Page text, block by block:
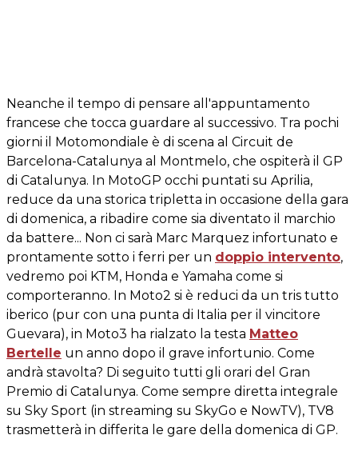
Neanche il tempo di pensare all'appuntamento
francese che tocca guardare al successivo. Tra pochi
giorni il Motomondiale è di scena al Circuit de
Barcelona-Catalunya al Montmelo, che ospiterà il GP
di Catalunya. In MotoGP occhi puntati su Aprilia,
reduce da una storica tripletta in occasione della gara
di domenica, a ribadire come sia diventato il marchio
da battere... Non ci sarà Marc Marquez infortunato e
prontamente sotto i ferri per un doppio intervento,
vedremo poi KTM, Honda e Yamaha come si
comporteranno. In Moto2 si è reduci da un tris tutto
iberico (pur con una punta di Italia per il vincitore
Guevara), in Moto3 ha rialzato la testa Matteo
Bertelle un anno dopo il grave infortunio. Come
andrà stavolta? Di seguito tutti gli orari del Gran
Premio di Catalunya. Come sempre diretta integrale
su Sky Sport (in streaming su SkyGo e NowTV), TV8
trasmetterà in differita le gare della domenica di GP.